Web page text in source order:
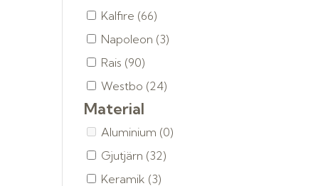
Kalfire (66)
Napoleon (3)
Rais (90)
Westbo (24)
Material
Aluminium (0)
Gjutjärn (32)
Keramik (3)